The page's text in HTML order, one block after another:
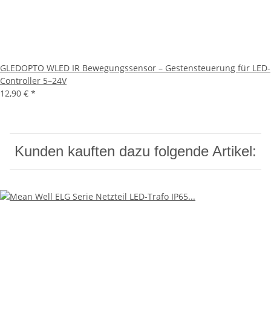
GLEDOPTO WLED IR Bewegungssensor – Gestensteuerung für LED-
Controller 5–24V
12,90 € *
Kunden kauften dazu folgende Artikel: